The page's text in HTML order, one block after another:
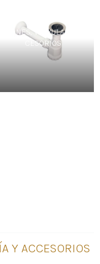
SIFONES, VÁLVULAS Y AC
CESORIOS
Y ACCESORIOS